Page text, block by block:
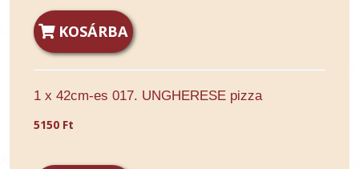
KOSÁRBA
1 x 42cm-es 017. UNGHERESE pizza
5150 Ft